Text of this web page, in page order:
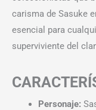
carisma de Sasuke
esencial para
superviviente del
Personaje: